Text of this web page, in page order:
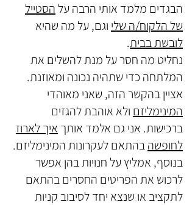
הבגדים מלמד אותי הרבה עלהסטייל
של הלקוח/ה שלי וגם, על מה שהיא
לובשת בבית.
נחליט מה חסר על מנת להשלים את
המלתחה כדי שתהיה נכונה ומאוזנת.
אציין בהקשר הזה, שאני מאוהדי
המינימליזם ולא אוהבת להגזים
ברכישות. אני גם אלמד אותך איך לארוז
לחופשהבהתאם לעקרונות המינימליזם.
בנוסף, אמליץ על חנויות בהן אפשר
לרכוש את הפריטים החסרים בהתאם
לתקציב או שנצא יחדלסיבוב קניות